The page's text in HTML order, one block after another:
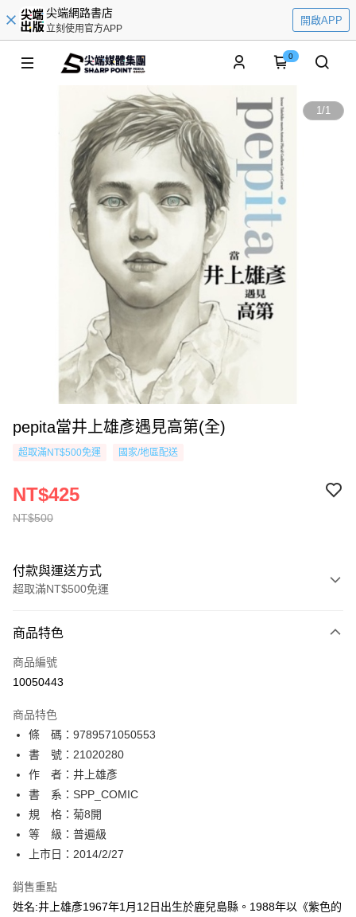
尖端網路書店
立刻使用官方APP
開啟APP
0
1/1
pepita當井上雄彥遇見高第(全)
超取滿NT$500免運 國家/地區配送
NT$500
NT$425
付款與運送方式
超取滿NT$500免運
信用卡一次付款
超商取貨付款
相關說明
【關於「AFTEE先享後付」】
AFTEE先享後付是「在收到商品之後才付款」的支付方式。 讓您購物簡單
便利好安心！
１．簡單：不需註冊會員、不需綁卡、不需儲值。
２．便利：只要手機號碼，簡訊認證，即可結帳。
３．安心：先確認商品／服務後，再付款。
【「AFTEE先享後付」結帳流程】
１．於結帳方式選擇「AFTEE先享後付」後，將跳轉至「AFTEE先享後付」
２．訂單成立數日內，您將收到繳費通知簡訊。
ATM／網路銀行／等多元方式進行付款，方視為交易完成。
ATM付款
運送方式
全家取貨付款
每筆NT$80，滿NT$500(含以上)免運費
每筆NT$80，滿NT$500(含以上)免運費
商品特色
商品編號
10050443
商品特色
條 碼：9789571050553
書 號：21020280
作 者：井上雄彥
書 系：SPP_COMIC
規 格：菊8開
等 級：普遍級
上市日：2014/2/27
銷售重點
姓名:井上雄彥1967年1月12日出生於鹿兒島縣。1988年以《紫色的